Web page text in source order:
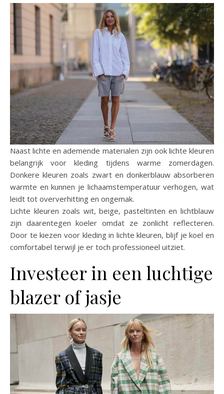
Naast lichte en ademende materialen zijn ook lichte kleuren
belangrijk voor kleding tijdens warme zomerdagen.
Donkere kleuren zoals zwart en donkerblauw absorberen
warmte en kunnen je lichaamstemperatuur verhogen, wat
leidt tot oververhitting en ongemak.
Lichte kleuren zoals wit, beige, pasteltinten en lichtblauw
zijn daarentegen koeler omdat ze zonlicht reflecteren.
Door te kiezen voor kleding in lichte kleuren, blijf je koel en
comfortabel terwijl je er toch professioneel uitziet.
Investeer in een luchtige
blazer of jasje